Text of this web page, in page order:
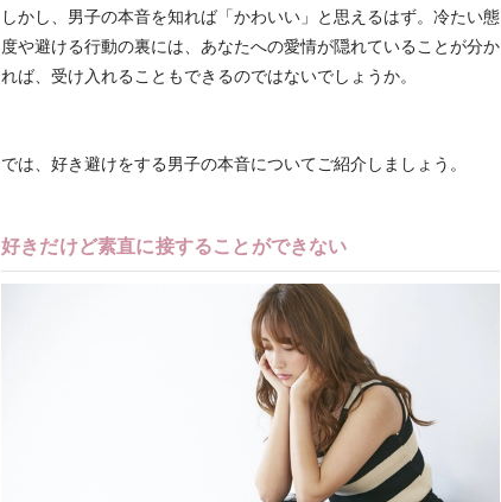
しかし、男子の本音を知れば「かわいい」と思えるはず。冷たい態
度や避ける行動の裏には、あなたへの愛情が隠れていることが分か
れば、受け入れることもできるのではないでしょうか。
では、好き避けをする男子の本音についてご紹介しましょう。
好きだけど素直に接することができない